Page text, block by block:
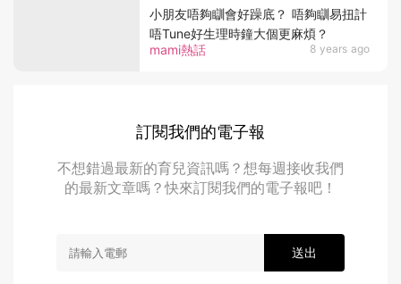
mami熱話 8 years ago
小朋友唔夠瞓會好躁底？ 唔夠瞓易扭計
唔Tune好生理時鐘大個更麻煩？
訂閱我們的電子報
不想錯過最新的育兒資訊嗎？想每週接收我們
的最新文章嗎？快來訂閱我們的電子報吧！
送出